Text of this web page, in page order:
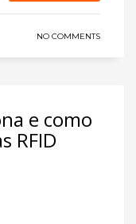
NO COMMENTS
e como
RFID